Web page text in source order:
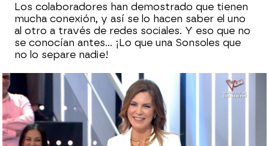
Los colaboradores han demostrado que tienen
mucha conexión, y así se lo hacen saber el uno
al otro a través de redes sociales. Y eso que no
se conocían antes... ¡Lo que una Sonsoles que
no lo separe nadie!